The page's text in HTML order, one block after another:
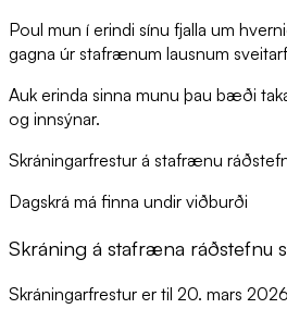
Poul mun í erindi sínu fjalla um
gagna úr stafrænum lausnum
Auk erinda sinna munu þau bæði
og innsýnar.
Skráningarfrestur á stafrænu
Dagskrá má finna undir viðburði
Skráning á stafræna ráðstefnu
Skráningarfrestur er til 20. mars 2026